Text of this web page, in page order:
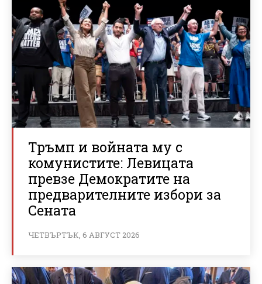
Тръмп и войната му с
комунистите: Левицата
превзе Демократите на
предварителните избори за
Сената
ЧЕТВЪРТЪК, 6 АВГУСТ 2026